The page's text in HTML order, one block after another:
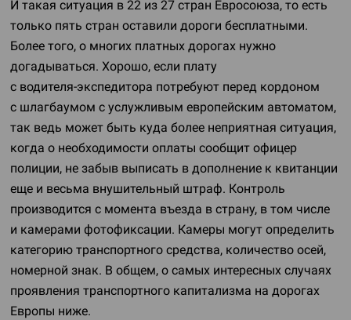
И такая ситуация в 22 из 27 стран Евросоюза, то есть
только пять стран оставили дороги бесплатными.
Более того, о многих платных дорогах нужно
догадываться. Хорошо, если плату
с водителя-экспедитора потребуют перед кордоном
с шлагбаумом с услужливым европейским автоматом,
так ведь может быть куда более неприятная ситуация,
когда о необходимости оплаты сообщит офицер
полиции, не забыв выписать в дополнение к квитанции
еще и весьма внушительный штраф. Контроль
производится с момента въезда в страну, в том числе
и камерами фотофиксации. Камеры могут определить
категорию транспортного средства, количество осей,
номерной знак. В общем, о самых интересных случаях
проявления транспортного капитализма на дорогах
Европы ниже.